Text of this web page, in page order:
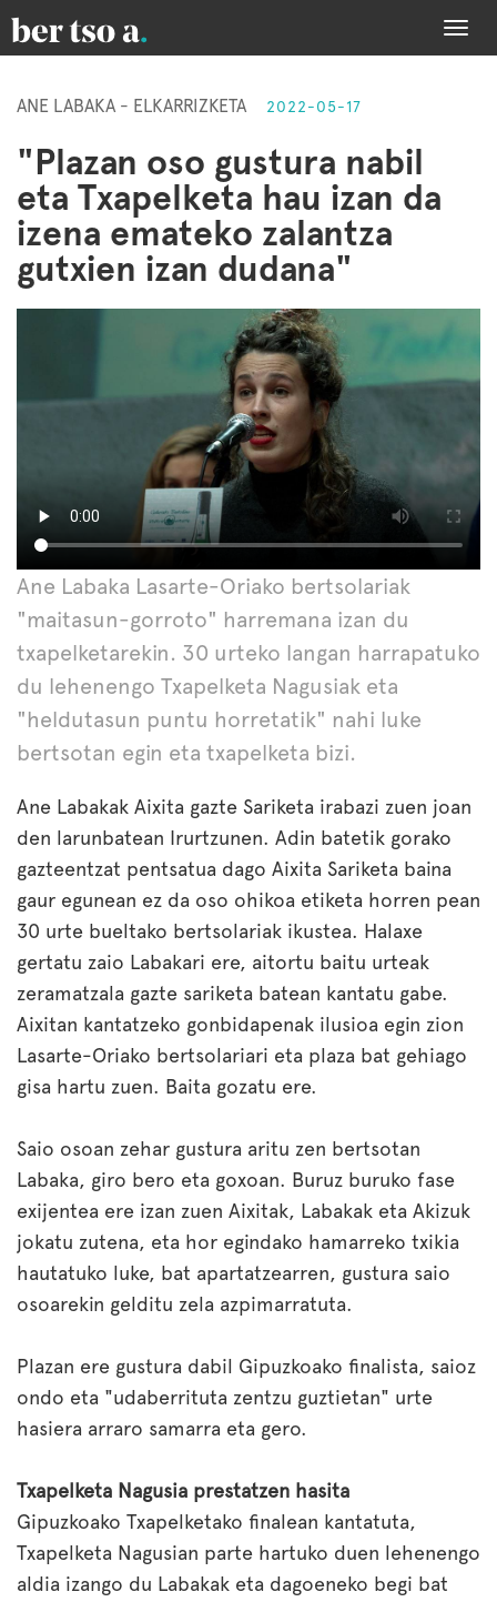
ANE LABAKA - ELKARRIZKETA 2022-05-17
"Plazan oso gustura nabil
eta Txapelketa hau izan da
izena emateko zalantza
gutxien izan dudana"
Ane Labaka Lasarte-Oriako bertsolariak
"maitasun-gorroto" harremana izan du
txapelketarekin. 30 urteko langan harrapatuko
du lehenengo Txapelketa Nagusiak eta
"heldutasun puntu horretatik" nahi luke
bertsotan egin eta txapelketa bizi.
Ane Labakak Aixita gazte Sariketa irabazi zuen joan
den larunbatean Irurtzunen. Adin batetik gorako
gazteentzat pentsatua dago Aixita Sariketa baina
gaur egunean ez da oso ohikoa etiketa horren pean
30 urte bueltako bertsolariak ikustea. Halaxe
gertatu zaio Labakari ere, aitortu baitu urteak
zeramatzala gazte sariketa batean kantatu gabe.
Aixitan kantatzeko gonbidapenak ilusioa egin zion
Lasarte-Oriako bertsolariari eta plaza bat gehiago
gisa hartu zuen. Baita gozatu ere.
Saio osoan zehar gustura aritu zen bertsotan
Labaka, giro bero eta goxoan. Buruz buruko fase
exijentea ere izan zuen Aixitak, Labakak eta Akizuk
jokatu zutena, eta hor egindako hamarreko txikia
hautatuko luke, bat apartatzearren, gustura saio
osoarekin gelditu zela azpimarratuta.
Plazan ere gustura dabil Gipuzkoako finalista, saioz
ondo eta "udaberrituta zentzu guztietan" urte
hasiera arraro samarra eta gero.
Txapelketa Nagusia prestatzen hasita
Gipuzkoako Txapelketako finalean kantatuta,
Txapelketa Nagusian parte hartuko duen lehenengo
aldia izango du Labakak eta dagoeneko begi bat